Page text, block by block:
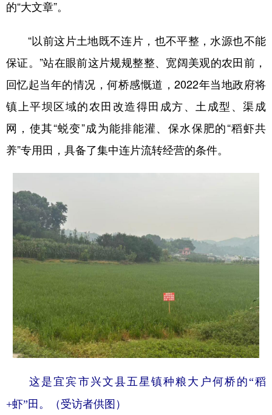
的“大文章”。
“以前这片土地既不连片，也不平整，水源也不能
保证。”站在眼前这片规规整整、宽阔美观的农田前，
回忆起当年的情况，何桥感慨道，2022年当地政府将
镇上平坝区域的农田改造得田成方、土成型、渠成
网，使其“蜕变”成为能排能灌、保水保肥的“稻虾共
养”专用田，具备了集中连片流转经营的条件。
这是宜宾市兴文县五星镇种粮大户何桥的“稻
+虾”田。（受访者供图）